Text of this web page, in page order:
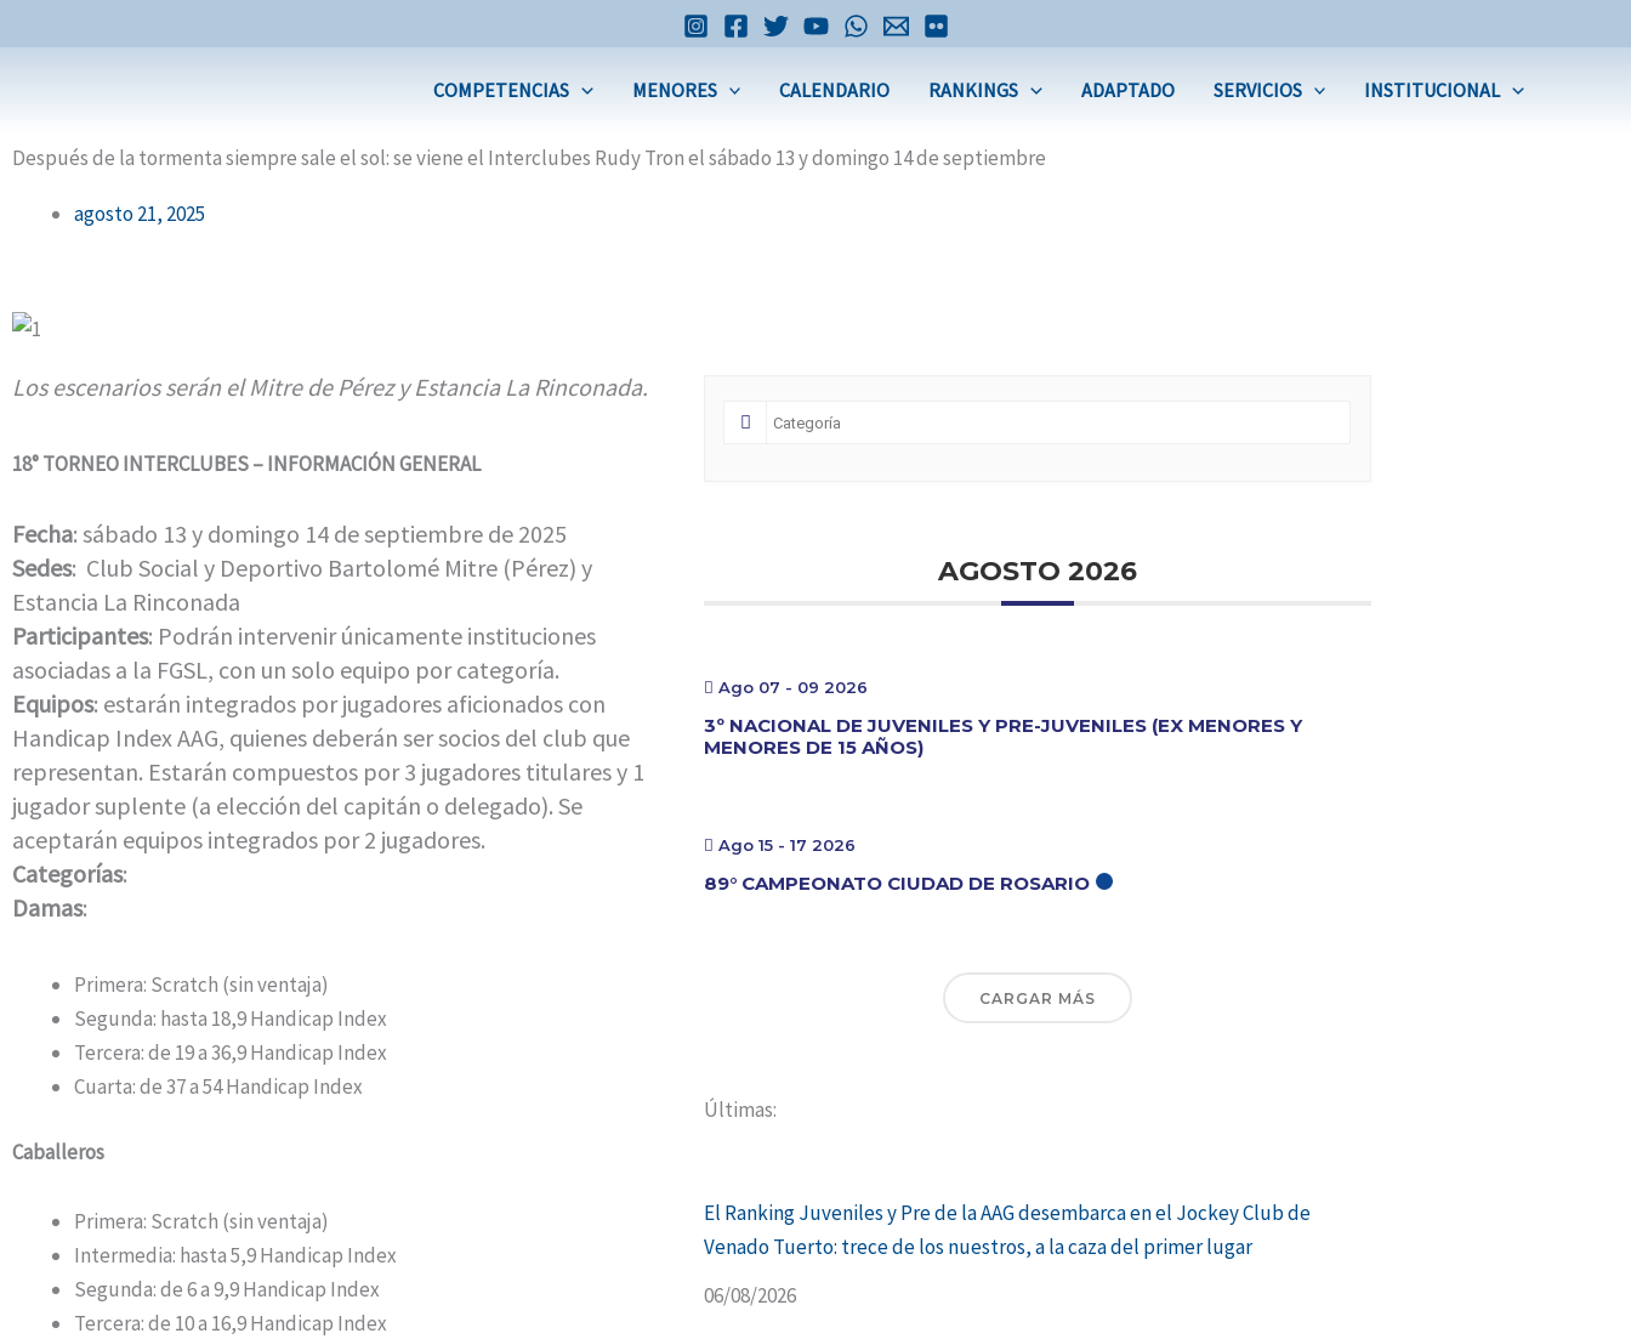
al
COMPETENCIAS MENORES CALENDARIO RANKINGS ADAPTADO SERVICIOS INSTITUCIONAL
Después de la tormenta siempre sale el sol: se viene el Interclubes Rudy Tron el sábado 13 y domingo 14 de septiembre
agosto 21, 2025
Los escenarios serán el Mitre de Pérez y Estancia La Rinconada.
18° TORNEO INTERCLUBES – INFORMACIÓN GENERAL
Fecha: sábado 13 y domingo 14 de septiembre de 2025
Sedes: Club Social y Deportivo Bartolomé Mitre (Pérez) y
Estancia La Rinconada
Participantes: Podrán intervenir únicamente instituciones
asociadas a la FGSL, con un solo equipo por categoría.
Equipos: estarán integrados por jugadores aficionados con
Handicap Index AAG, quienes deberán ser socios del club que
representan. Estarán compuestos por 3 jugadores titulares y 1
jugador suplente (a elección del capitán o delegado). Se
aceptarán equipos integrados por 2 jugadores.
Categorías:
Damas:
Primera: Scratch (sin ventaja)
Segunda: hasta 18,9 Handicap Index
Tercera: de 19 a 36,9 Handicap Index
Cuarta: de 37 a 54 Handicap Index
Caballeros
Primera: Scratch (sin ventaja)
Intermedia: hasta 5,9 Handicap Index
Segunda: de 6 a 9,9 Handicap Index
Tercera: de 10 a 16,9 Handicap Index
AGOSTO 2026
Ago 07 - 09 2026
3º NACIONAL DE JUVENILES Y PRE-JUVENILES (EX MENORES Y
MENORES DE 15 AÑOS)
Ago 15 - 17 2026
89° CAMPEONATO CIUDAD DE ROSARIO
CARGAR MÁS
Últimas:
El Ranking Juveniles y Pre de la AAG desembarca en el Jockey Club de
Venado Tuerto: trece de los nuestros, a la caza del primer lugar
06/08/2026